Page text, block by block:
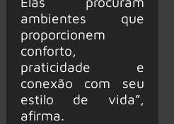
ambientes que
proporcionem
conforto,
praticidade e
conexão com seu
estilo de vida”,
afirma.